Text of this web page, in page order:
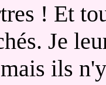
! Et
Je
ils